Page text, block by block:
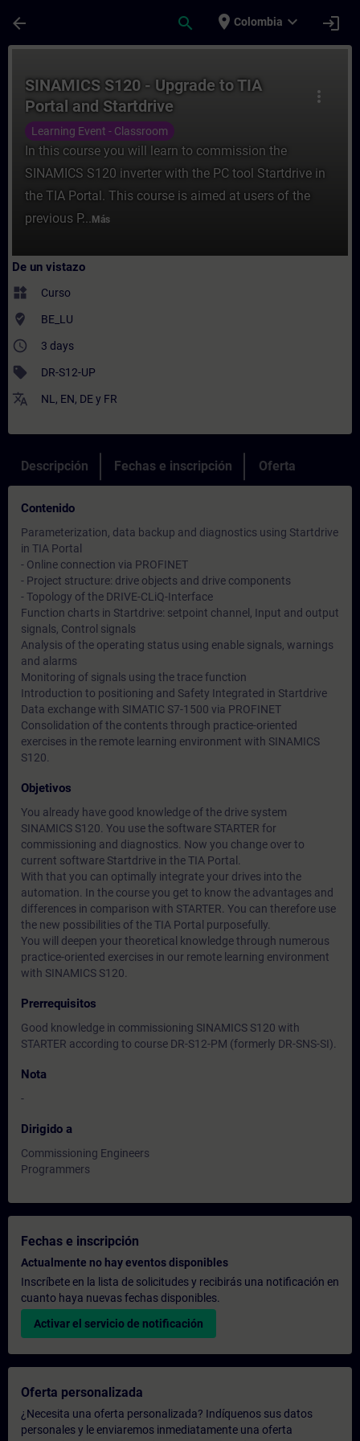
arrow_back search place Colombia expand_more login
more_vert
SINAMICS S120 - Upgrade to TIA
Portal and Startdrive
Learning Event - Classroom
In this course you will learn to commission the
SINAMICS S120 inverter with the PC tool Startdrive in
the TIA Portal. This course is aimed at users of the
previous P... Más
De un vistazo
widgets Curso
where_to_vote BE_LU
access_time 3 days
sell DR-S12-UP
translate NL , EN, DEy FR
Descripción Fechas e inscripción Oferta
Contenido
Parameterization, data backup and diagnostics using Startdrive
in TIA Portal
- Online connection via PROFINET
- Project structure: drive objects and drive components
- Topology of the DRIVE-CLiQ-Interface
Function charts in Startdrive: setpoint channel, Input and output
signals, Control signals
Analysis of the operating status using enable signals, warnings
and alarms
Monitoring of signals using the trace function
Introduction to positioning and Safety Integrated in Startdrive
Data exchange with SIMATIC S7-1500 via PROFINET
Consolidation of the contents through practice-oriented
exercises in the remote learning environment with SINAMICS
S120.
Objetivos
You already have good knowledge of the drive system
SINAMICS S120. You use the software STARTER for
commissioning and diagnostics. Now you change over to
current software Startdrive in the TIA Portal.
With that you can optimally integrate your drives into the
automation. In the course you get to know the advantages and
differences in comparison with STARTER. You can therefore use
the new possibilities of the TIA Portal purposefully.
You will deepen your theoretical knowledge through numerous
practice-oriented exercises in our remote learning environment
with SINAMICS S120.
Prerrequisitos
Good knowledge in commissioning SINAMICS S120 with
STARTER according to course DR-S12-PM (formerly DR-SNS-SI).
Nota
-
Dirigido a
Commissioning Engineers
Programmers
Fechas e inscripción
Actualmente no hay eventos disponibles
Inscríbete en la lista de solicitudes y recibirás una notificación en
cuanto haya nuevas fechas disponibles.
Activar el servicio de notificación
Oferta personalizada
¿Necesita una oferta personalizada? Indíquenos sus datos
personales y le enviaremos inmediatamente una oferta